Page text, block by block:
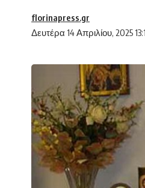
Δευτέρα 14 Απριλίου, 2025
florinapress.gr